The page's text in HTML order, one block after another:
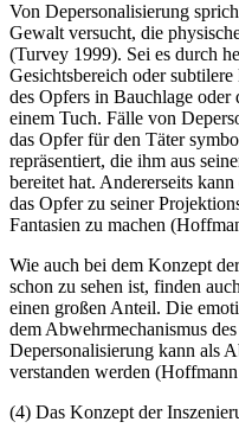
Von Depersonalisierung
Gewalt versucht, die
(Turvey 1999). Sei es durch
Gesichtsbereich oder
des Opfers in Bauchlage oder
einem Tuch. Fälle von
das Opfer für den Täter
repräsentiert, die ihm aus
bereitet hat. Andererseits
das Opfer zu seiner
Fantasien zu machen
Wie auch bei dem Konzept
schon zu sehen ist, finden
einen großen Anteil. Die
dem Abwehrmechanismus
Depersonalisierung kann als
verstanden werden
(4) Das Konzept der